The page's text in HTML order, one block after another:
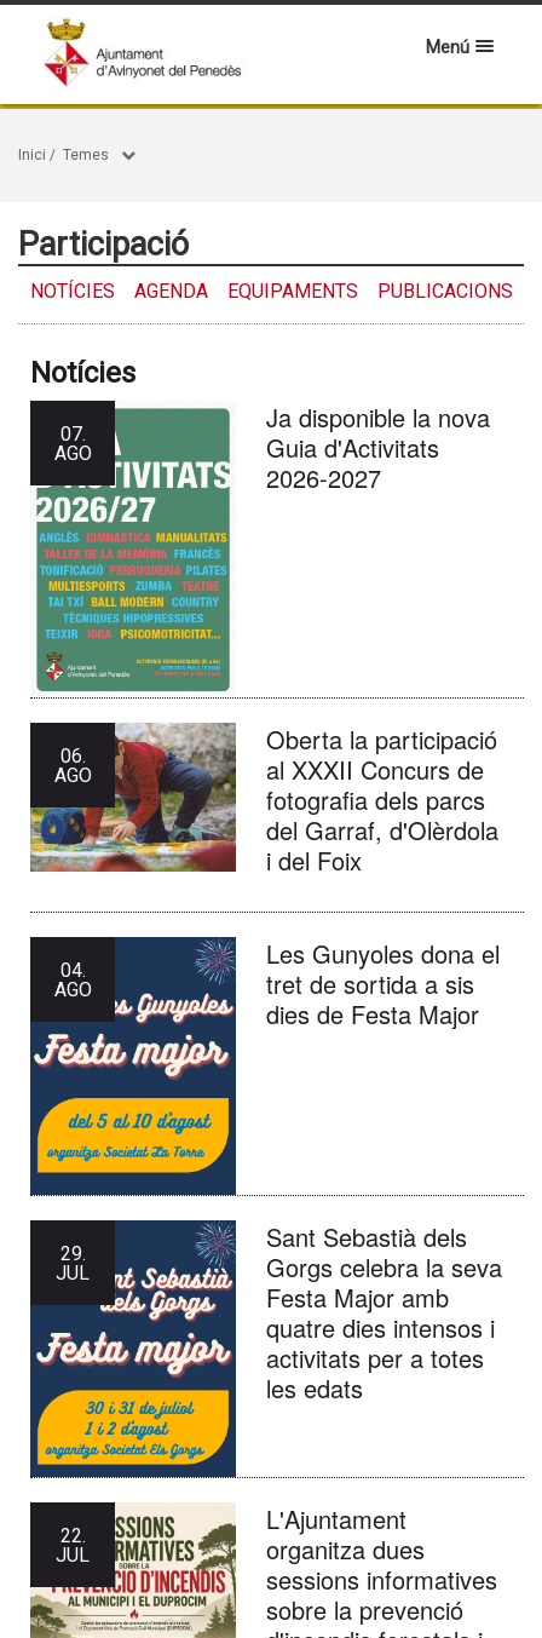
Menú
Inici / Temes
Participació
NOTÍCIES AGENDA EQUIPAMENTS PUBLICACIONS
Notícies
07.
AGO
Ja disponible la nova
Guia d'Activitats
2026-2027
06.
AGO
Oberta la participació
al XXXII Concurs de
fotografia dels parcs
del Garraf, d'Olèrdola
i del Foix
04.
AGO
Les Gunyoles dona el
tret de sortida a sis
dies de Festa Major
29.
JUL
Sant Sebastià dels
Gorgs celebra la seva
Festa Major amb
quatre dies intensos i
activitats per a totes
les edats
22.
JUL
L'Ajuntament
organitza dues
sessions informatives
sobre la prevenció